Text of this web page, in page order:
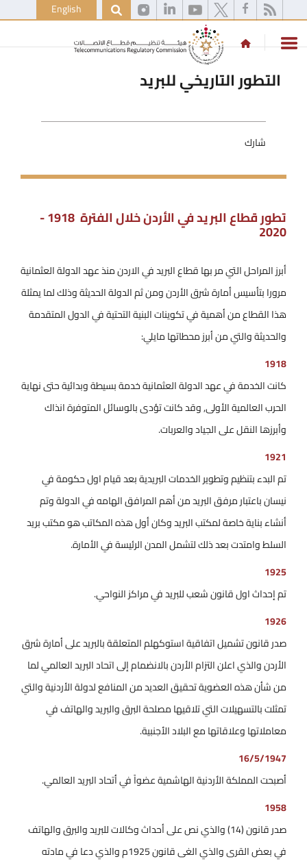
English
التطور التاريخي للبريد
شارك
تطور قطاع البريد في الأردن خلال الفترة 1918 -
2020
أبرز المراحل التي مر بها قطاع البريد في الاردن منذ عهد الدولة العثمانية
مرورا بتأسيس أمارة شرق الأردن ومن ثم الدولة الحديثة وذلك لما يمثلة
هذا القطاع من أهمية في تكوينات البنية التحتية في الدول المتقدمة
والحديثة والتي من أبرز محطاتها مايلي:
1918
كانت الخدمة في عهد الدولة العثمانية خدمة بسيطة وبدائية حتى نهاية
الحرب العالمية الأولى, وقد كانت تؤدى بالوسائل المتوفرة انذاك
وأبرزها النقل على الجياد والعربات.
1921
تم البدء بتنظيم وتطوير الخدمات البريدية بعد قيام اول حكومة في
نيسان باعتبار مرفق البريد من أهم المرافق الهامه في الدولة وتم
أنشاء بناية خاصة لمكتب البريد وكان أول هذه المكاتب هو مكتب بريد
السلط وامتدت بعد ذلك لتشمل المدن الرئيسة في الأمارة.
1925
تم إحداث اول قانون شعب للبريد في مراكز النواحي.
1926
صدر قانون تشميل اتفاقية استوكهلم المتعلقة بالبريد على أمارة شرق
الأردن والذي اعلن التزام الأردن بالانضمام إلى اتحاد البريد العالمي لما
من شأن هذه العضوية تحقيق العديد من المنافع لدولة الأردنية والتي
تمثلت بالتسهيلات التي تلاقيها مصلحة البرق والبريد والهاتف في
معاملاتها وعلاقاتها مع البلاد الأجنبية.
16/5/1947
أصبحت المملكة الأردنية الهاشمية عضواً في أتحاد البريد العالمي.
1958
صدر قانون (14) والذي نص على أحداث وكالات للبريد والبرق والهاتف
في بعض القرى والذي الغى قانون 1925م والذي دعا في مادته